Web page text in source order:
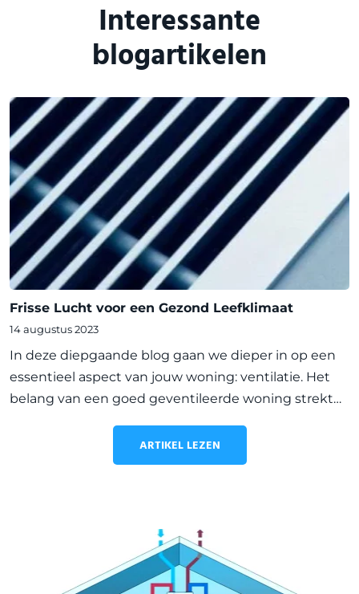
Interessante
blogartikelen
Frisse Lucht voor een Gezond Leefklimaat
14 augustus 2023
In deze diepgaande blog gaan we dieper in op een
essentieel aspect van jouw woning: ventilatie. Het
belang van een goed geventileerde woning strekt
invloed op jouw gezondheid en het leefklimaat.
ARTIKEL LEZEN